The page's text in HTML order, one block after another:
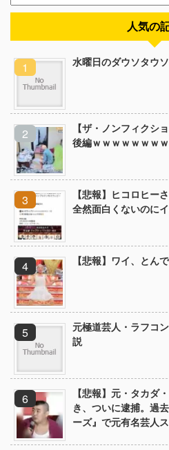
人気の
水曜日のダウソタウ
【ザ・ノンフィクシ
後編ｗｗｗｗｗｗｗｗ
【悲報】ヒコロヒー
全然面白くないのに
【悲報】ワイ、とん
元極道芸人・ラフコ
説
【悲報】元・タカダ
き、ついに逮捕。過
ーズ』で元有名芸人